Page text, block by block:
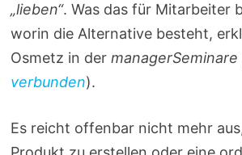
„lieben“. Was das für Mitarbeiter
worin die Alternative besteht,
Osmetz in dermanagerSeminare
verbunden).
Es reicht offenbar nicht mehr